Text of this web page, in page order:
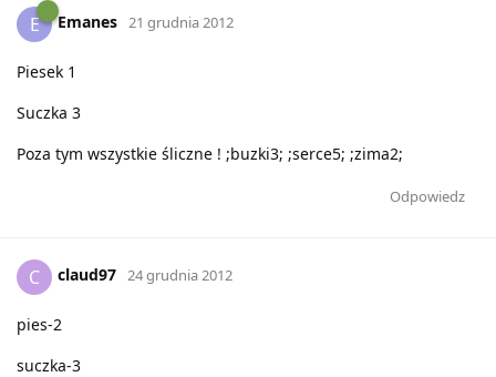
E Emanes 21 grudnia 2012
Piesek 1
Suczka 3
Poza tym wszystkie śliczne ! ;buzki3; ;serce5; ;zima2;
Odpowiedz
C claud97 24 grudnia 2012
pies-2
suczka-3